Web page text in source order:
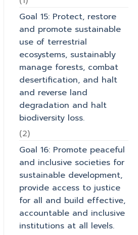
Goal 15: Protect, restore
and promote sustainable
use of terrestrial
ecosystems, sustainably
manage forests, combat
desertification, and halt
and reverse land
degradation and halt
biodiversity loss.
(2)
Goal 16: Promote peaceful
and inclusive societies for
sustainable development,
provide access to justice
for all and build effective,
accountable and inclusive
institutions at all levels.